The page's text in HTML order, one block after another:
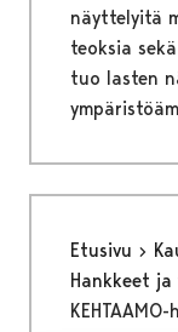
näyttelyitä
teoksia
tuo lasten
Etusivu
Hankkeet